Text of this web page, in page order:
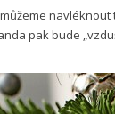
pak bude